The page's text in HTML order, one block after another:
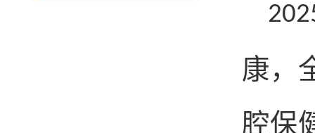
康，
腔保